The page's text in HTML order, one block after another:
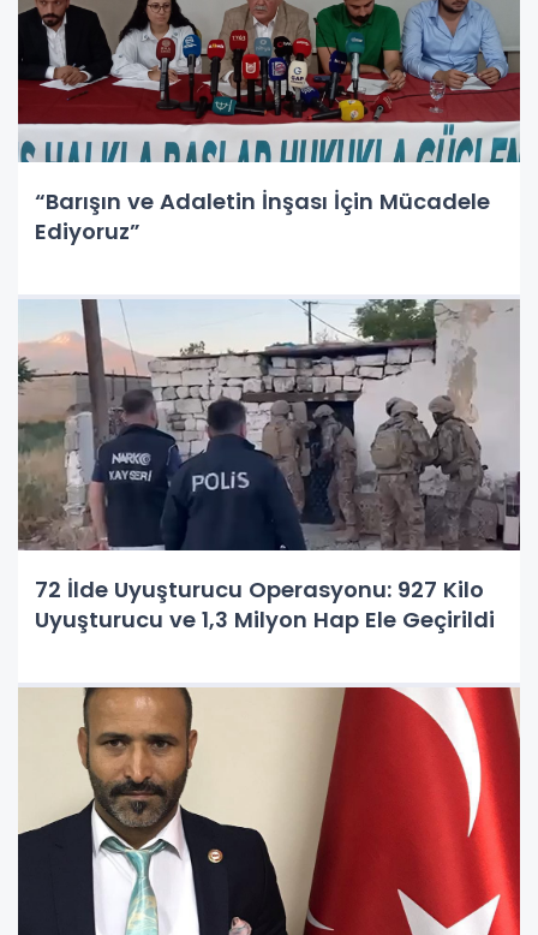
“Barışın ve Adaletin İnşası İçin Mücadele
Ediyoruz”
72 İlde Uyuşturucu Operasyonu: 927 Kilo
Uyuşturucu ve 1,3 Milyon Hap Ele Geçirildi